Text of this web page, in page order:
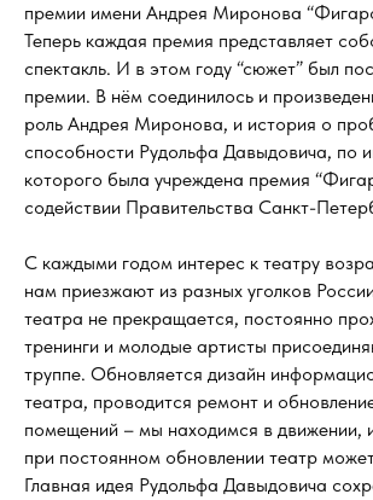
премии имени Андрея Миронова
Теперь каждая премия представляет
спектакль. И в этом году “сюжет” был
премии. В нём соединилось и
роль Андрея Миронова, и история о
способности Рудольфа Давыдовича, по
которого была учреждена премия
содействии Правительства Санкт-
С каждыми годом интерес к театру
нам приезжают из разных уголков
театра не прекращается, постоянно
тренинги и молодые артисты
труппе. Обновляется дизайн
театра, проводится ремонт и
помещений – мы находимся в движении,
при постоянном обновлении театр
Главная идея Рудольфа Давыдовича